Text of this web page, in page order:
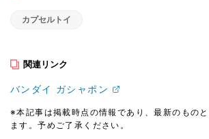
カプセルトイ
関連リンク
バンダイ ガシャポン
※本記事は掲載時点の情報であり、最新のもの
ます。予めご了承ください。